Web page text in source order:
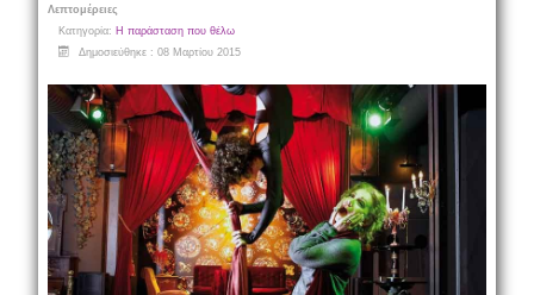
Λεπτομέρειες
Κατηγορία: Η παράσταση που θέλω
Δημοσιεύθηκε : 08 Μαρτίου 2015